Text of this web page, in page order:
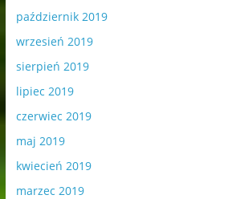
październik 2019
wrzesień 2019
sierpień 2019
lipiec 2019
czerwiec 2019
maj 2019
kwiecień 2019
marzec 2019